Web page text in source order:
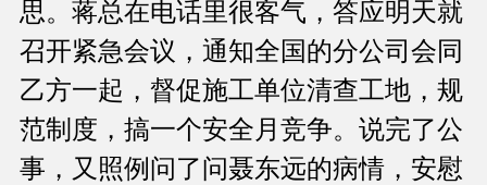
思。蒋总在电话里很客气，答应明天就
召开紧急会议，通知全国的分公司会同
乙方一起，督促施工单位清查工地，规
范制度，搞一个安全月竞争。说完了公
事，又照例问了问聂东远的病情，安慰